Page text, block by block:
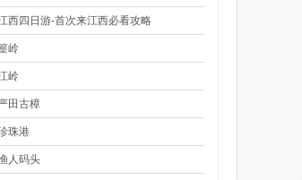
西四日游-首次来江西必看攻略
岭
岭
田古樟
珠港
人码头